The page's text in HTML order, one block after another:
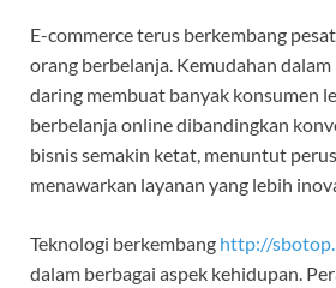
E-commerce terus berkembang
orang berbelanja. Kemudahan
daring membuat banyak konsumen
berbelanja online dibandingkan
bisnis semakin ketat, menuntut
menawarkan layanan yang lebih
Teknologi berkembang http://
dalam berbagai aspek kehidupan.